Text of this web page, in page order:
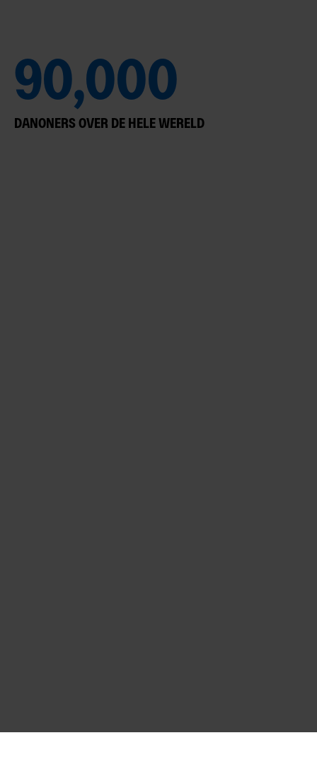
90,000
DANONERS OVER DE HELE WERELD